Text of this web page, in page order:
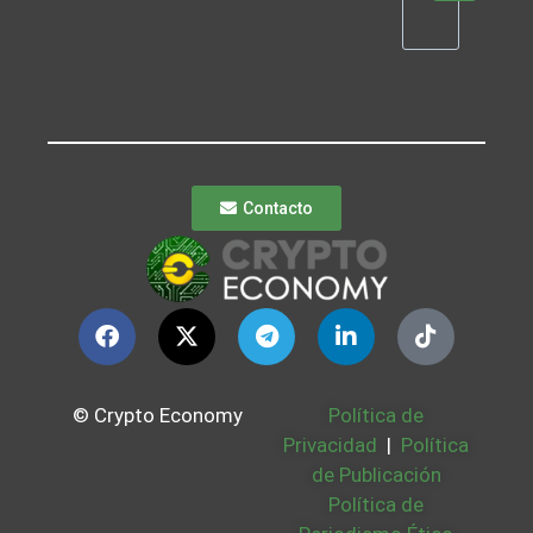
Contacto
© Crypto Economy
Política de
Privacidad | Política
de Publicación
Política de